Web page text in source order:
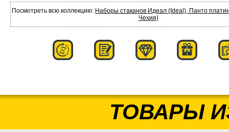
Посмотреть всю коллекцию: Наборы стаканов Идеал (Ideal), Панто
Чехия)
ТОВАРЫ